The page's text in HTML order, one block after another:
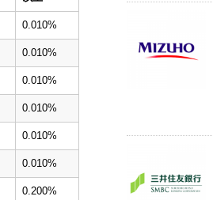
0.010%
0.010%
0.010%
0.010%
0.010%
0.010%
0.200%